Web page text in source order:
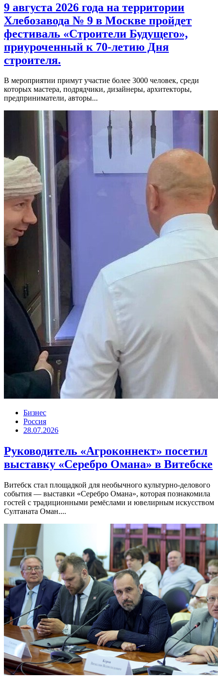
9 августа 2026 года на территории
Хлебозавода № 9 в Москве пройдет
фестиваль «Строители Будущего»,
приуроченный к 70-летию Дня
строителя.
В мероприятии примут участие более 3000 человек, среди
которых мастера, подрядчики, дизайнеры, архитекторы,
предприниматели, авторы...
Бизнес
Россия
28.07.2026
Руководитель «Агроконнект» посетил
выставку «Серебро Омана» в Витебске
Витебск стал площадкой для необычного культурно-делового
события — выставки «Серебро Омана», которая познакомила
гостей с традиционными ремёслами и ювелирным искусством
Султаната Оман....